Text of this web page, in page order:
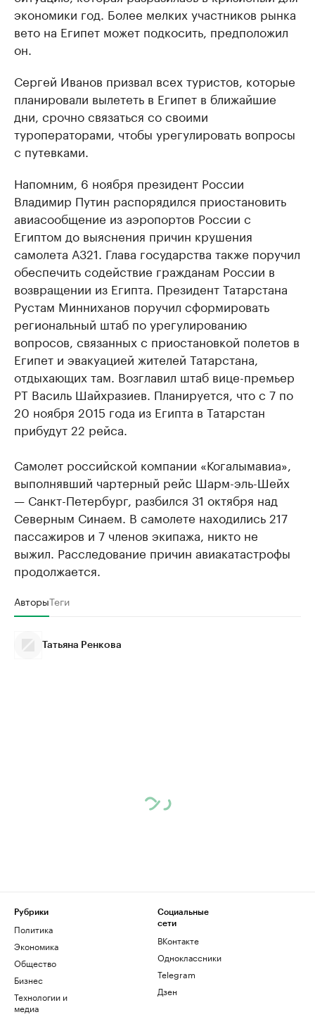
экономики год. Более мелких участников рынка
вето на Египет может подкосить, предположил
он.
Сергей Иванов призвал всех туристов, которые
планировали вылететь в Египет в ближайшие
дни, срочно связаться со своими
туроператорами, чтобы урегулировать вопросы
с путевками.
Напомним, 6 ноября президент России
Владимир Путин распорядился приостановить
авиасообщение из аэропортов России с
Египтом до выяснения причин крушения
самолета А321. Глава государства также поручил
обеспечить содействие гражданам России в
возвращении из Египта. Президент Татарстана
Рустам Минниханов поручил сформировать
региональный штаб по урегулированию
вопросов, связанных с приостановкой полетов в
Египет и эвакуацией жителей Татарстана,
отдыхающих там. Возглавил штаб вице-премьер
РТ Василь Шайхразиев. Планируется, что с 7 по
20 ноября 2015 года из Египта в Татарстан
прибудут 22 рейса.
Самолет российской компании «Когалымавиа»,
выполнявший чартерный рейс Шарм-эль-Шейх
— Санкт-Петербург, разбился 31 октября над
Северным Синаем. В самолете находились 217
пассажиров и 7 членов экипажа, никто не
выжил. Расследование причин авиакатастрофы
продолжается.
АвторыТеги
Татьяна Ренкова
Рубрики
Политика
Экономика
Общество
Бизнес
Технологии и
медиа
Социальные
сети
ВКонтакте
Одноклассники
Telegram
Дзен